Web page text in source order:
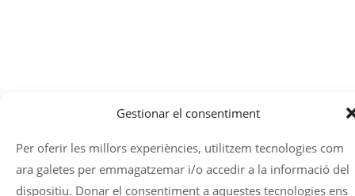
Gestionar el consentiment
Per oferir les millors experiències, utilitzem tecnologies com
ara galetes per emmagatzemar i/o accedir a la informació del
dispositiu. Donar el consentiment a aquestes tecnologies ens